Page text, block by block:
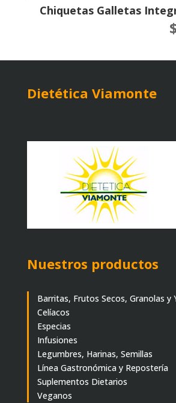
Chiquetas Galletas
Dietética Viamonte
Nuestros productos
Barritas, Frutos Secos, Granolas y
Celíacos
Especias
Infusiones
Legumbres, Harinas, Semillas
Línea Gastronómica y Repostería
Suplementos Dietarios
Veganos